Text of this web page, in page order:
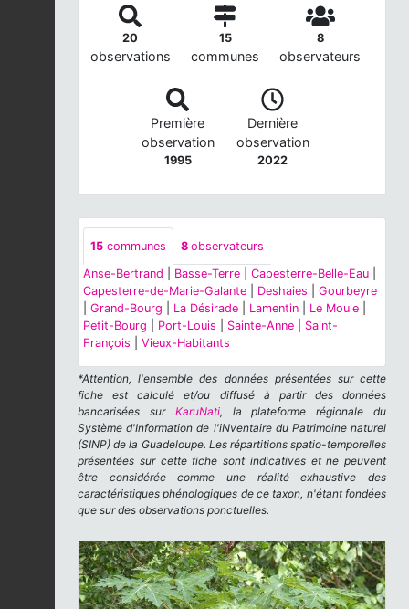
20
observations
15
communes
8
observateurs
Première
observation
1995
Dernière
observation
2022
15 communes 8 observateurs
Anse-Bertrand
Basse-Terre Capesterre-Belle-Eau
Capesterre-de-Marie-Galante
Deshaies
Gourbeyre
Grand-Bourg La Désirade Lamentin Le Moule
Petit-Bourg
Port-Louis Sainte-Anne
Saint-
François
Vieux-Habitants
*Attention, l'ensemble des données présentées sur cette
fiche est calculé et/ou diffusé à partir des données
bancarisées sur KaruNati, la plateforme régionale du
Système d'Information de l'iNventaire du Patrimoine naturel
(SINP) de la Guadeloupe. Les répartitions spatio-temporelles
présentées sur cette fiche sont indicatives et ne peuvent
être considérée comme une réalité exhaustive des
caractéristiques phénologiques de ce taxon, n'étant fondées
que sur des observations ponctuelles.